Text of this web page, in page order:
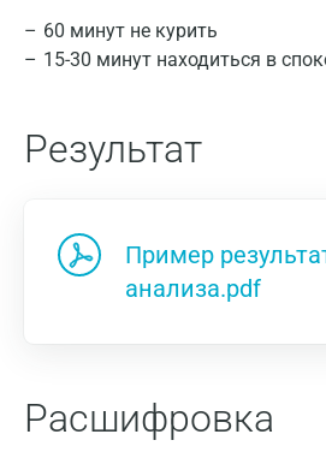
60 минут не курить
15-30 минут находиться в
Результат
Пример
анализа.pdf
Расшифровка